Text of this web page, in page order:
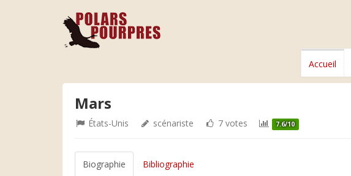
Accueil
Mars
États-Unis scénariste 7 votes 7.6/10
Biographie Bibliographie